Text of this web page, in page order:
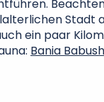
Stadt
ein paar
Bania